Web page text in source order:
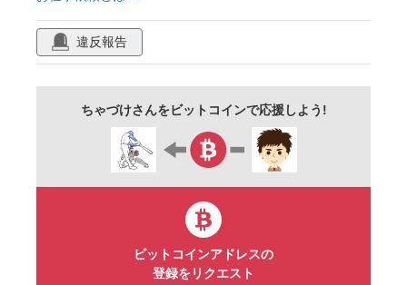
違反報告
ちゃづけさんをビットコインで応援しよう!
ビットコインアドレスの
登録をリクエスト